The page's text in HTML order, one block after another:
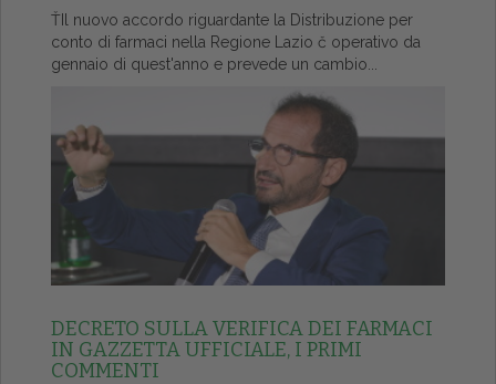
ŤIl nuovo accordo riguardante la Distribuzione per
conto di farmaci nella Regione Lazio č operativo da
gennaio di quest'anno e prevede un cambio...
DECRETO SULLA VERIFICA DEI FARMACI
IN GAZZETTA UFFICIALE, I PRIMI
COMMENTI